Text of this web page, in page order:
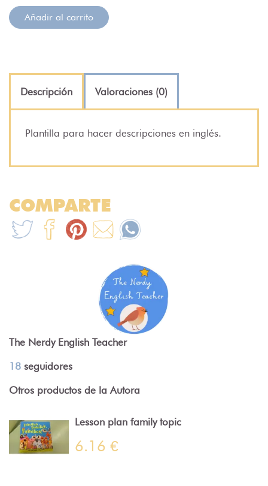
Añadir al carrito
Descripción Valoraciones (0)
Plantilla para hacer descripciones en inglés.
COMPARTE
The Nerdy English Teacher
18 seguidores
Otros productos de la Autora
Lesson plan family topic
6.16 €